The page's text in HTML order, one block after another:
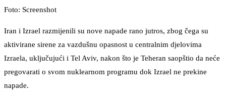
Foto: Screenshot
Iran i Izrael razmijenili su nove napade rano jutros, zbog čega su
aktivirane sirene za vazdušnu opasnost u centralnim djelovima
Izraela, uključujući i Tel Aviv, nakon što je Teheran saopštio da neće
pregovarati o svom nuklearnom programu dok Izrael ne prekine
napade.